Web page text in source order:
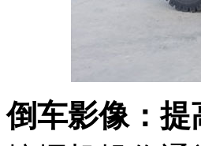
倒车影像：提